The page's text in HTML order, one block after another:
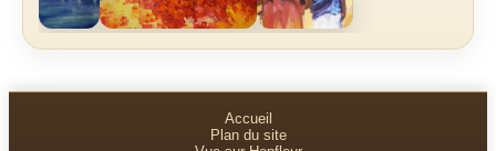
Accueil
Plan du site